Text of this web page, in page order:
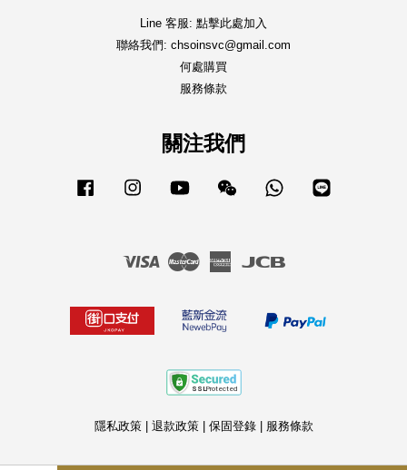
Line 客服: 點擊此處加入
聯絡我們: chsoinsvc@gmail.com
何處購買
服務條款
關注我們
Facebook Instagram YouTube Wechat Whatsapp
Visa Master
American
隱私政策| 退款政策| 保固登錄| 服務條款